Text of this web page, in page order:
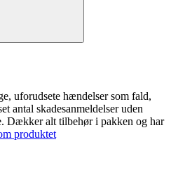
uforudsete hændelser som fald,
antal skadesanmeldelser uden
Dækker alt tilbehør i pakken og har
produktet